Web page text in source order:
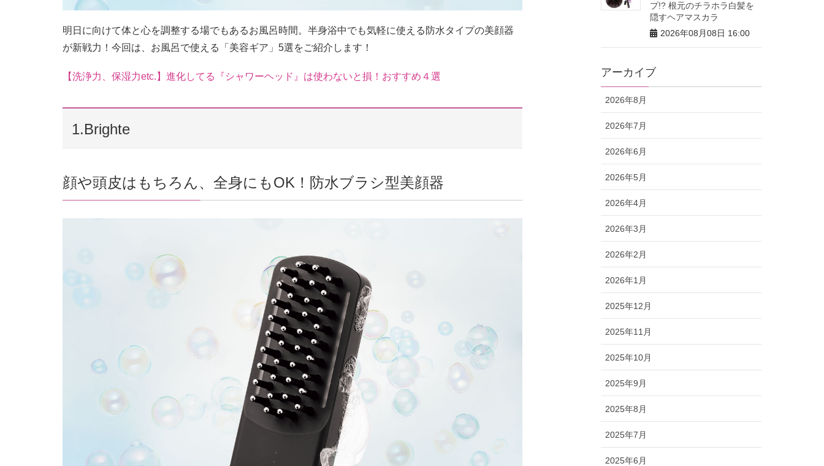
明日に向けて体と心を調整する場でもあるお風呂時間。半身浴中でも気軽に使える防水タイプの美顔器
が新戦力！今回は、お風呂で使える「美容ギア」5選をご紹介します！
【洗浄力、保湿力etc.】進化してる『シャワーヘッド』は使わないと損！おすすめ４選
1.Brighte
顔や頭皮はもちろん、全身にもOK！防水ブラシ型美顔器
プ!? 根元のチラホラ白髪を
隠すヘアマスカラ
2026年08月08日 16:00
アーカイブ
2026年8月
2026年7月
2026年6月
2026年5月
2026年4月
2026年3月
2026年2月
2026年1月
2025年12月
2025年11月
2025年10月
2025年9月
2025年8月
2025年7月
2025年6月